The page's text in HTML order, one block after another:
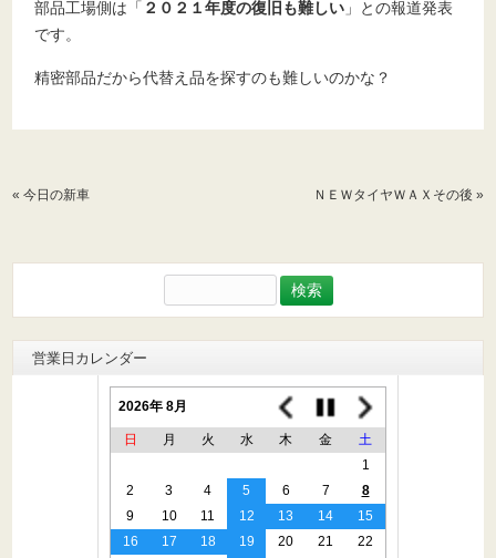
部品工場側は「 ２０２１年度の復旧も難しい 」との報道発表
です。
精密部品だから代替え品を探すのも難しいのかな？
«今日の新車 ＮＥＷタイヤＷＡＸその後 »
索:
営業日カレンダー
2026年 8月
日 月 火 水 木 金
土
1
2
3 4 5 6 7
8
9
10 11 12 13 14
15
16
17 18 19 20 21
22